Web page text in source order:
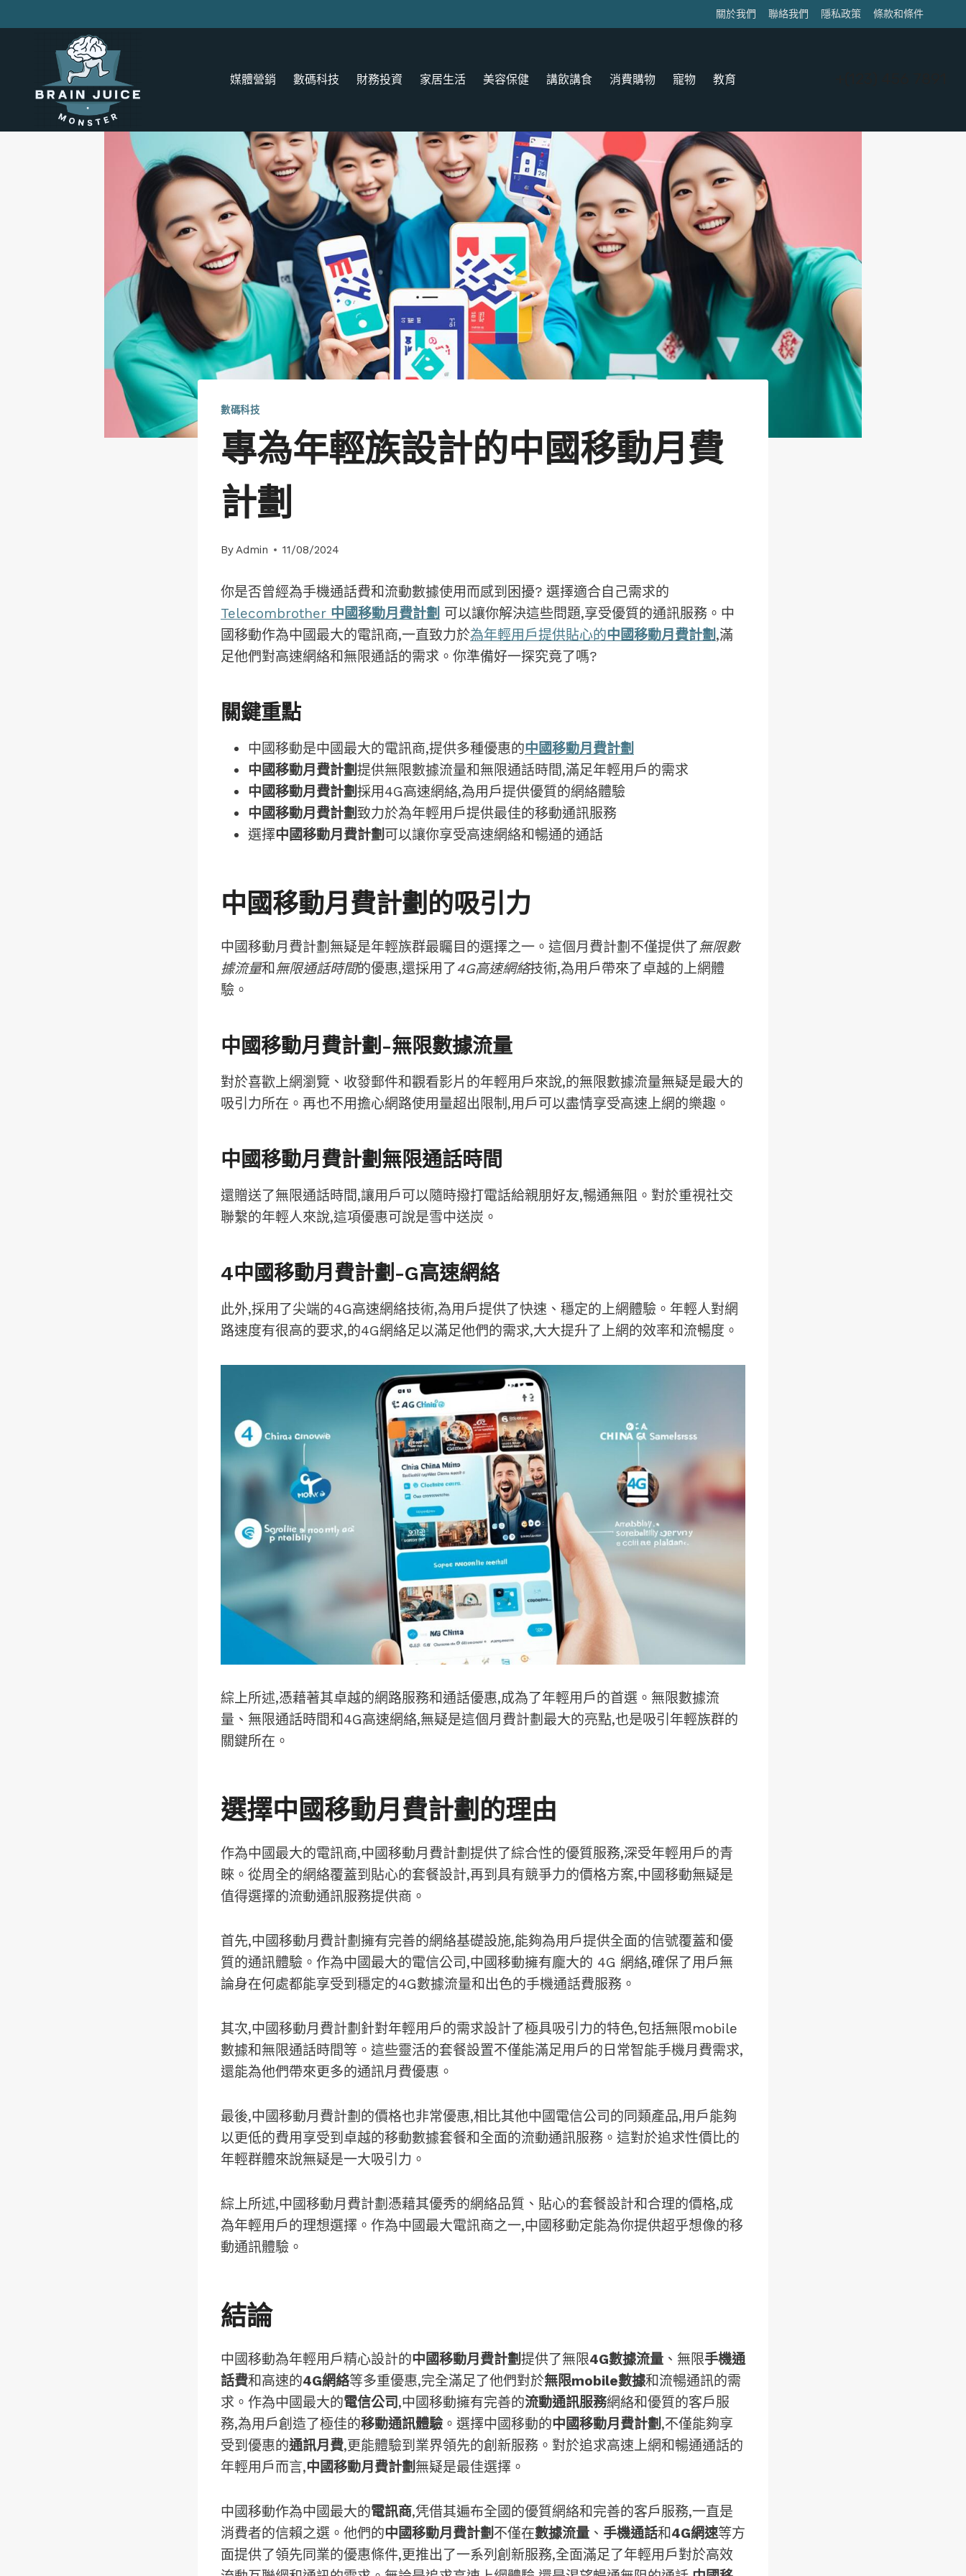
to
關於我們 聯絡我們 隱私政策 條款和條件
媒體營銷 數碼科技 財務投資 家居生活 美容保健 講飲講食 消費購物 寵物 教育
數碼科技
專為年輕族設計的中國移動月費
計劃
By Admin 11/08/2024
你是否曾經為手機通話費和流動數據使用而感到困擾? 選擇適合自己需求的
Telecombrother 中國移動月費計劃 可以讓你解決這些問題,享受優質的通訊服務。中
國移動作為中國最大的電訊商,一直致力於為年輕用戶提供貼心的中國移動月費計劃 ,滿
足他們對高速網絡和無限通話的需求。你準備好一探究竟了嗎?
關鍵重點
中國移動是中國最大的電訊商,提供多種優惠的中國移動月費計劃
中國移動月費計劃提供無限數據流量和無限通話時間,滿足年輕用戶的需求
中國移動月費計劃採用4G高速網絡,為用戶提供優質的網絡體驗
中國移動月費計劃 致力於為年輕用戶提供最佳的移動通訊服務
選擇中國移動月費計劃 可以讓你享受高速網絡和暢通的通話
中國移動月費計劃的吸引力
中國移動月費計劃無疑是年輕族群最矚目的選擇之一。這個月費計劃不僅提供了無限數
據流量和無限通話時間的優惠,還採用了4G高速網絡技術,為用戶帶來了卓越的上網體
驗。
中國移動月費計劃-無限數據流量
對於喜歡上網瀏覽、收發郵件和觀看影片的年輕用戶來說,的無限數據流量無疑是最大的
吸引力所在。再也不用擔心網路使用量超出限制,用戶可以盡情享受高速上網的樂趣。
中國移動月費計劃無限通話時間
還贈送了無限通話時間,讓用戶可以隨時撥打電話給親朋好友,暢通無阻。對於重視社交
聯繫的年輕人來說,這項優惠可說是雪中送炭。
4中國移動月費計劃-G高速網絡
此外,採用了尖端的4G高速網絡技術,為用戶提供了快速、穩定的上網體驗。年輕人對網
路速度有很高的要求,的4G網絡足以滿足他們的需求,大大提升了上網的效率和流暢度。
綜上所述,憑藉著其卓越的網路服務和通話優惠,成為了年輕用戶的首選。無限數據流
量、無限通話時間和4G高速網絡,無疑是這個月費計劃最大的亮點,也是吸引年輕族群的
關鍵所在。
選擇中國移動月費計劃的理由
作為中國最大的電訊商,中國移動月費計劃 提供了綜合性的優質服務,深受年輕用戶的青
睞。從周全的網絡覆蓋到貼心的套餐設計,再到具有競爭力的價格方案,中國移動無疑是
值得選擇的流動通訊服務提供商。
首先,中國移動月費計劃 擁有完善的網絡基礎設施,能夠為用戶提供全面的信號覆蓋和優
質的通訊體驗。作為中國最大的電信公司,中國移動擁有龐大的 4G 網絡,確保了用戶無
論身在何處都能享受到穩定的4G數據流量和出色的手機通話費服務。
其次,中國移動月費計劃 針對年輕用戶的需求設計了極具吸引力的特色,包括無限mobile
數據和無限通話時間等。這些靈活的套餐設置不僅能滿足用戶的日常智能手機月費需求,
還能為他們帶來更多的通訊月費優惠 。
最後,中國移動月費計劃 的價格也非常優惠,相比其他中國電信公司的同類產品,用戶能夠
以更低的費用享受到卓越的移動數據套餐和全面的流動通訊服務 。這對於追求性價比的
年輕群體來說無疑是一大吸引力。
綜上所述,中國移動月費計劃 憑藉其優秀的網絡品質、貼心的套餐設計和合理的價格,成
為年輕用戶的理想選擇。作為中國最大電訊商之一,中國移動定能為你提供超乎想像的移
動通訊體驗。
結論
中國移動為年輕用戶精心設計的中國移動月費計劃提供了無限4G數據流量 、無限手機通
話費和高速的4G網絡等多重優惠,完全滿足了他們對於無限mobile數據和流暢通訊的需
求。作為中國最大的電信公司,中國移動擁有完善的流動通訊服務網絡和優質的客戶服
務,為用戶創造了極佳的移動通訊體驗 。選擇中國移動的中國移動月費計劃 ,不僅能夠享
受到優惠的通訊月費,更能體驗到業界領先的創新服務。對於追求高速上網和暢通通話的
年輕用戶而言,中國移動月費計劃 無疑是最佳選擇。
中國移動作為中國最大的電訊商,凭借其遍布全國的優質網絡和完善的客戶服務,一直是
消費者的信賴之選。他們的中國移動月費計劃 不僅在數據流量 、 手機通話和4G網速等方
面提供了領先同業的優惠條件,更推出了一系列創新服務,全面滿足了年輕用戶對於高效